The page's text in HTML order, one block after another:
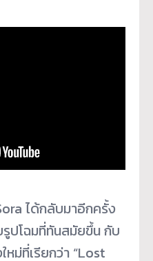
ได้กลับมาอีกครั้ง
ปโฉมที่ทันสมัยขึ้น กับ
หม่ที่เรียกว่า “Lost